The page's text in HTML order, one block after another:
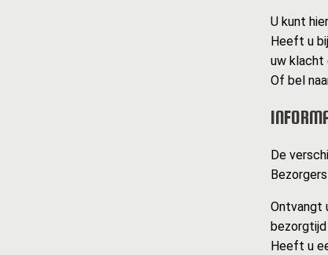
U kunt
Heeft u
uw klacht
Of bel
De
Ontvangt
Heeft u